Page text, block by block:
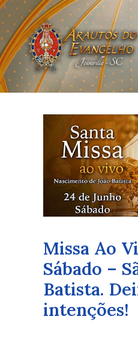
QUEM SOMOS
ARAUTOS JOINVILLE
CURSOS ON-LINE
Missa Ao
Sábado –
Batista.
intenções!